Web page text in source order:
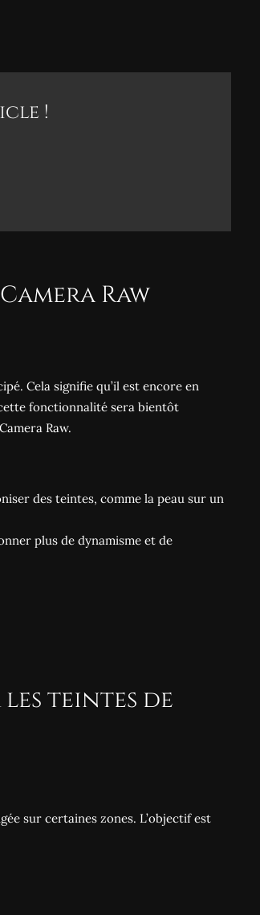
!
Raw
Cela signifie qu’il est encore en
fonctionnalité sera bientôt
Raw.
des teintes, comme la peau sur un
plus de dynamisme et de
teintes de
sur certaines zones. L’objectif est